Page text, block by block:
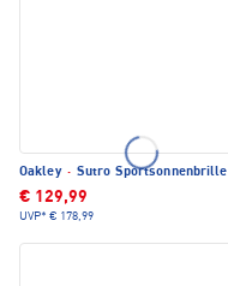
Oakley · Sutro Sportsonnenbrille
€ 129,99
UVP* € 178,99